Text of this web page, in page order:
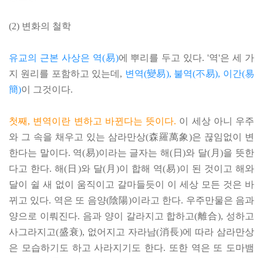
(2) 변화의 철학
유교의 근본 사상은 역(易)에 뿌리를 두고 있다. '역'은 세 가
지 원리를 포함하고 있는데, 변역(變易), 불역(不易), 이간(易
簡)이 그것이다.
첫째, 변역이란 변하고 바뀐다는 뜻이다. 이 세상 아니 우주
와 그 속을 채우고 있는 삼라만상(森羅萬象)은 끊임없이 변
한다는 말이다. 역(易)이라는 글자는 해(日)와 달(月)을 뜻한
다고 한다. 해(日)와 달(月)이 합해 역(易)이 된 것이고 해와
달이 쉴 새 없이 움직이고 갈마들듯이 이 세상 모든 것은 바
뀌고 있다. 역은 또 음양(陰陽)이라고 한다. 우주만물은 음과
양으로 이뤄진다. 음과 양이 갈라지고 합하고(離合), 성하고
사그라지고(盛衰), 없어지고 자라남(消長)에 따라 삼라만상
은 모습하기도 하고 사라지기도 한다. 또한 역은 또 도마뱀